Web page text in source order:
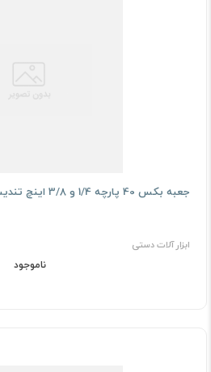
جعبه بکس 40 پارچه 1/4 و 3/8 اینچ تندیس کد TT-2448
ابزار آلات دستی
ناموجود